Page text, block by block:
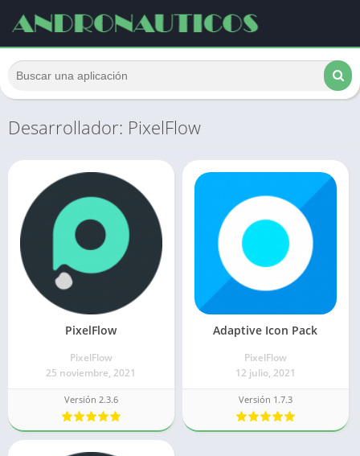
Desarrollador: PixelFlow
PixelFlow
PixelFlow
25 noviembre, 2021
Versión 2.3.6
Adaptive Icon Pack
PixelFlow
12 julio, 2021
Versión 1.7.3